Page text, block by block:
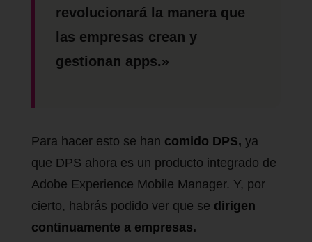
revolucionará la manera que
las empresas crean y
gestionan apps.»
Para hacer esto se han comido DPS, ya
que DPS ahora es un producto integrado de
Adobe Experience Mobile Manager. Y, por
cierto, habrás podido ver que se dirigen
continuamente a empresas.